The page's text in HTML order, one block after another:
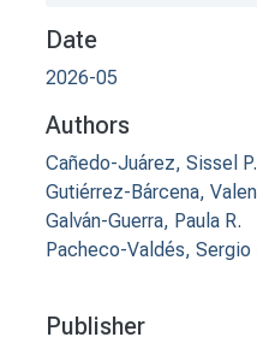
Date
2026-05
Authors
Cañedo-Juárez, Sissel P.
Gutiérrez-Bárcena,
Galván-Guerra, Paula R.
Pacheco-Valdés, Sergio
Publisher